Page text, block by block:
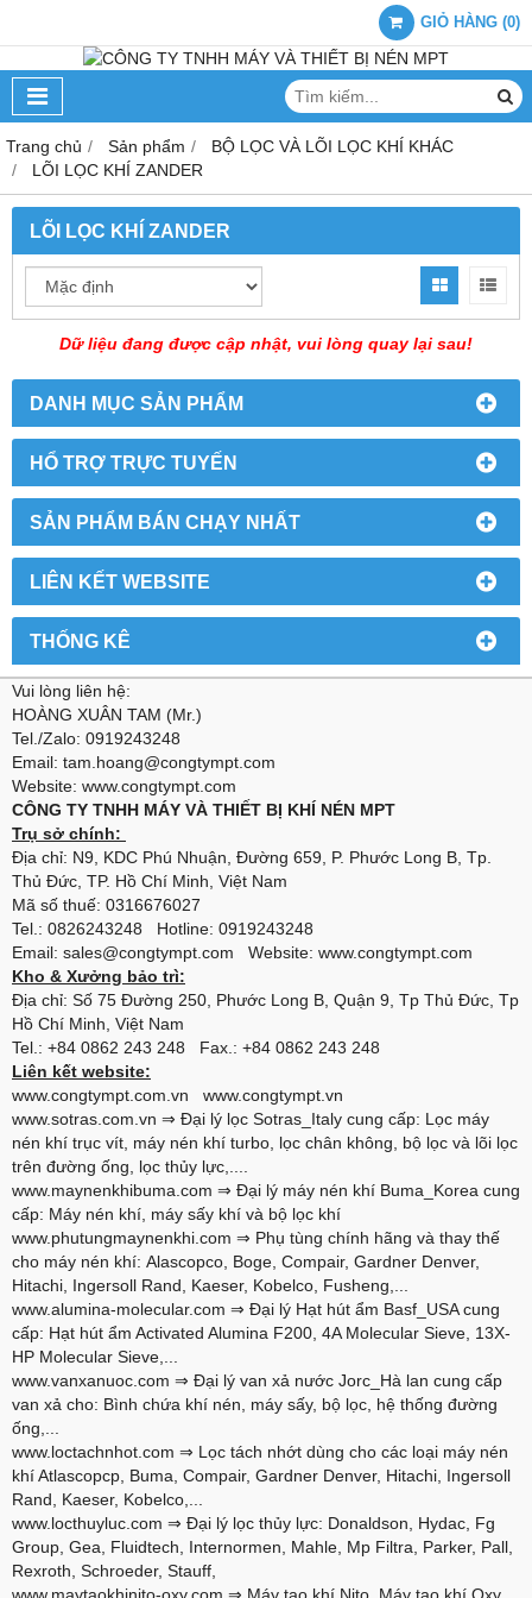
GIỎ HÀNG (0)
Trang chủ Sản phẩm
BỘ LỌC VÀ LÕI LỌC KHÍ KHÁC
LÕI LỌC KHÍ ZANDER
DANH MỤC SẢN PHẨM
HỔ TRỢ TRỰC TUYẾN
SẢN PHẨM BÁN CHẠY NHẤT
LIÊN KẾT WEBSITE
THỐNG KÊ
LÕI LỌC KHÍ ZANDER
Dữ liệu đang được cập nhật, vui lòng quay lại sau!
Vui lòng liên hệ:
HOÀNG XUÂN TAM (Mr.)
Tel./Zalo: 0919243248
Email: tam.hoang@congtympt.com
Website: www.congtympt.com
CÔNG TY TNHH MÁY VÀ THIẾT BỊ KHÍ NÉN MPT
Trụ sở chính:
Địa chỉ: N9, KDC Phú Nhuận, Đường 659, P. Phước Long B, Tp.
Thủ Đức, TP. Hồ Chí Minh, Việt Nam
Mã số thuế: 0316676027
Tel.: 0826243248 Hotline: 0919243248
Email: sales@congtympt.com Website: www.congtympt.com
Kho & Xưởng bảo trì:
Địa chỉ: Số 75 Đường 250, Phước Long B, Quận 9, Tp Thủ Đức, Tp
Hồ Chí Minh, Việt Nam
Tel.: +84 0862 243 248 Fax.: +84 0862 243 248
Liên kết website:
www.congtympt.com.vn
www.congtympt.vn
www.sotras.com.vn ⇒ Đại lý lọc Sotras_Italy cung cấp: Lọc máy
nén khí trục vít, máy nén khí turbo, lọc chân không, bộ lọc và lõi lọc
trên đường ống, lọc thủy lực,....
www.maynenkhibuma.com ⇒ Đại lý máy nén khí Buma_Korea cung
cấp: Máy nén khí, máy sấy khí và bộ lọc khí
www.phutungmaynenkhi.com ⇒ Phụ tùng chính hãng và thay thế
cho máy nén khí: Alascopco, Boge, Compair, Gardner Denver,
Hitachi, Ingersoll Rand, Kaeser, Kobelco, Fusheng,...
www.alumina-molecular.com ⇒ Đại lý Hạt hút ẩm Basf_USA cung
cấp: Hạt hút ẩm Activated Alumina F200, 4A Molecular Sieve, 13X-
HP Molecular Sieve,...
www.vanxanuoc.com ⇒ Đại lý van xả nước Jorc_Hà lan cung cấp
van xả cho: Bình chứa khí nén, máy sấy, bộ lọc, hệ thống đường
ống,...
www.loctachnhot.com ⇒ Lọc tách nhớt dùng cho các loại máy nén
khí Atlascopcp, Buma, Compair, Gardner Denver, Hitachi, Ingersoll
Rand, Kaeser, Kobelco,...
www.locthuyluc.com ⇒ Đại lý lọc thủy lực: Donaldson, Hydac, Fg
Group, Gea, Fluidtech, Internormen, Mahle, Mp Filtra, Parker, Pall,
Rexroth, Schroeder, Stauff,